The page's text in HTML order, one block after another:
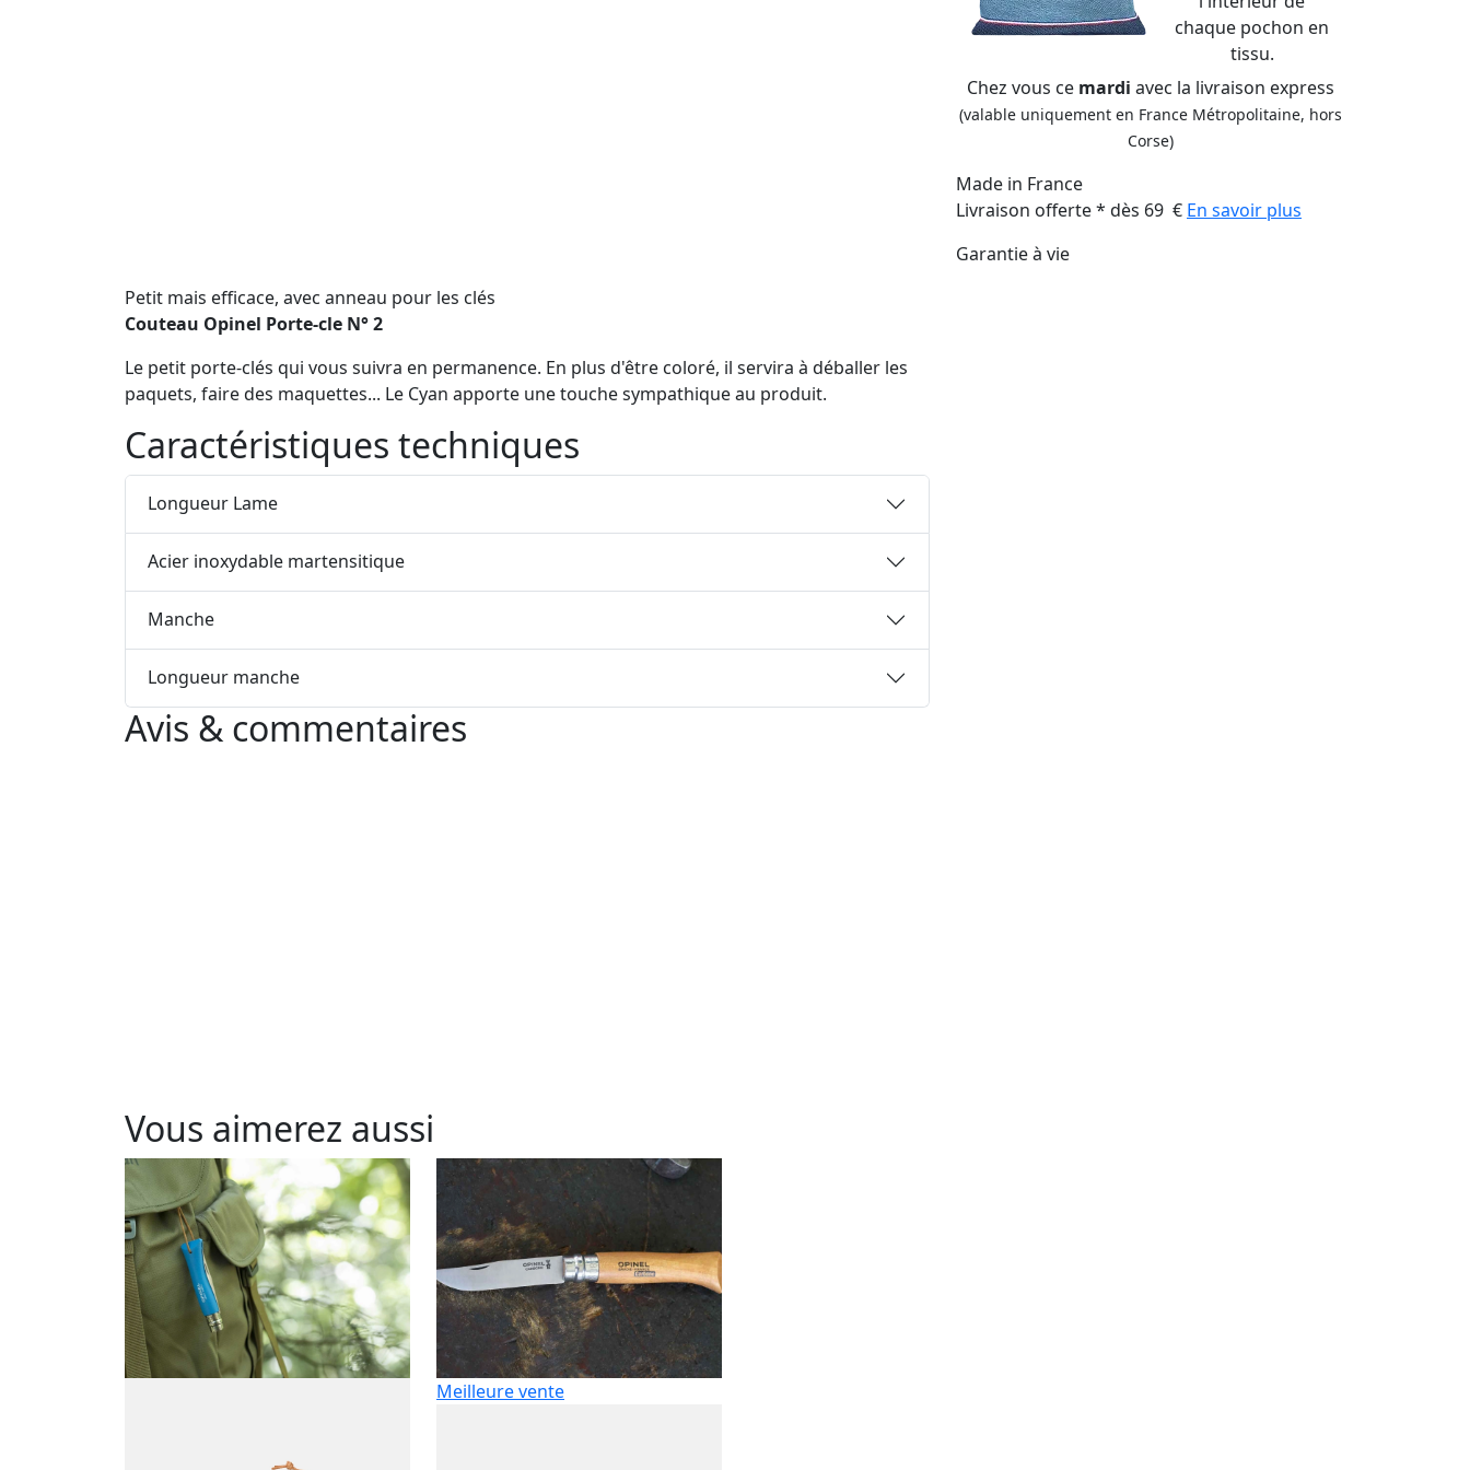
chaque pochon en
tissu.
Chez vous ce mardi avec la livraison express
(valable uniquement en France Métropolitaine, hors
Corse)
Made in France
Livraison offerte * dès 69 € En savoir plus
Garantie à vie
Petit mais efficace, avec anneau pour les clés
Couteau Opinel Porte-cle N° 2
Le petit porte-clés qui vous suivra en permanence. En plus d'être coloré, il servira à déballer les
paquets, faire des maquettes... Le Cyan apporte une touche sympathique au produit.
Caractéristiques techniques
Longueur Lame
Acier inoxydable martensitique
Manche
Longueur manche
Avis & commentaires
Vous aimerez aussi
Meilleure vente